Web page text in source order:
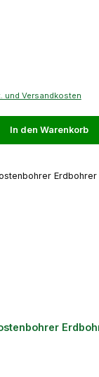
und Versandkosten
In den Warenkorb